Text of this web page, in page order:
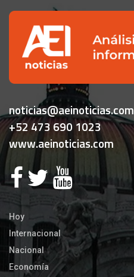
noticias@aeinoticias.com
+52 473 690 1023
www.aeinoticias.com
Hoy
Internacional
Nacional
Economía